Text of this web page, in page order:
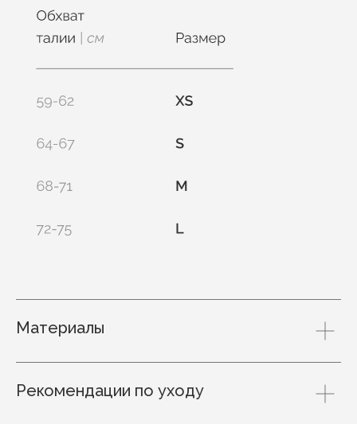
Материалы
Рекомендации по уходу